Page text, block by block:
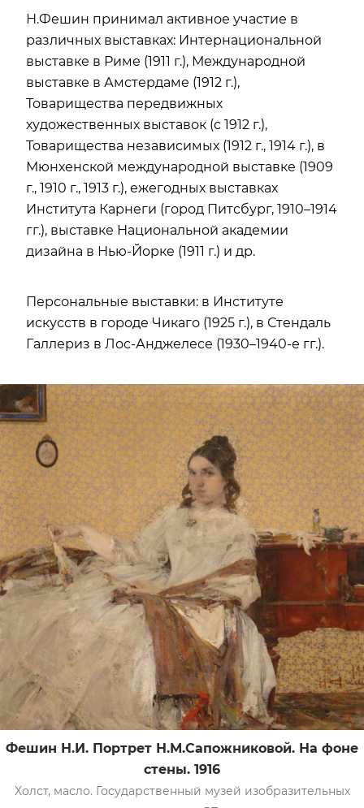
Н.Фешин принимал активное участие в
различных выставках: Интернациональной
выставке в Риме (1911 г.), Международной
выставке в Амстердаме (1912 г.),
Товарищества передвижных
художественных выставок (с 1912 г.),
Товарищества независимых (1912 г., 1914 г.), в
Мюнхенской международной выставке (1909
г., 1910 г., 1913 г.), ежегодных выставках
Института Карнеги (город Питсбург, 1910–1914
гг.), выставке Национальной академии
дизайна в Нью-Йорке (1911 г.) и др.
Персональные выставки: в Институте
искусств в городе Чикаго (1925 г.), в Стендаль
Галлериз в Лос-Анджелесе (1930–1940-е гг.).
Фешин Н.И. Портрет Н.М.Сапожниковой. На фоне
стены. 1916
Холст, масло. Государственный музей изобразительных